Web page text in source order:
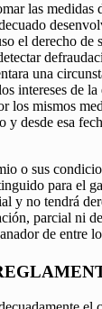
las medidas
el derecho de
una
intereses de la
los mismos
y desde esa
o sus
para el
y no tendrá
parcial ni
de entre